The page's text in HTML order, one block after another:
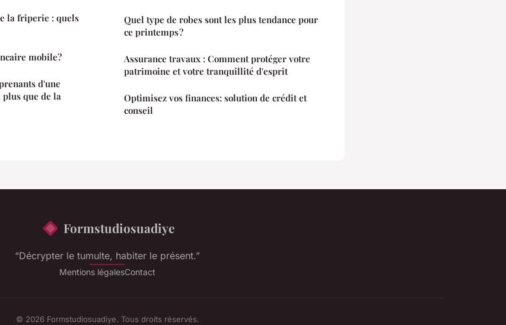
la friperie : quels
mobile?
d'une
que de la
Quel type de robes sont les plus tendance pour
ce printemps ?
Assurance travaux : Comment protéger votre
patrimoine et votre tranquillité d'esprit
Optimisez vos finances: solution de crédit et
conseil
Formstudiosuadiye
“Décrypter le tumulte, habiter le présent.”
Mentions légalesContact
© 2026 Formstudiosuadiye. Tous droits réservés.